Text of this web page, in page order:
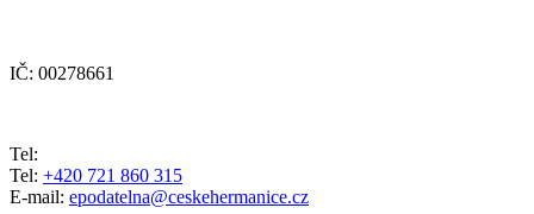
IČ: 00278661
Tel:
Tel: +420 721 860 315
E-mail: epodatelna@ceskehermanice.cz